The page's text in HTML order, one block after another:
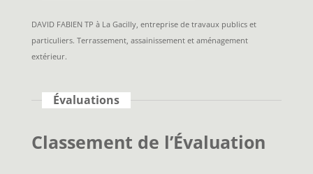
DAVID FABIEN TP à La Gacilly, entreprise de travaux publics et
particuliers. Terrassement, assainissement et aménagement
extérieur.
Évaluations
Classement de l’Évaluation